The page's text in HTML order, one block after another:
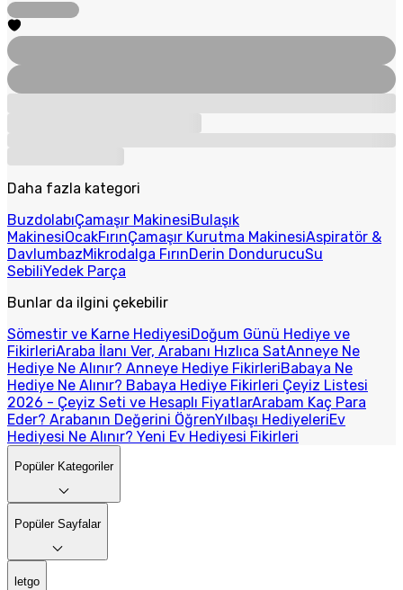
Daha fazla kategori
BuzdolabıÇamaşır MakinesiBulaşık
MakinesiOcakFırınÇamaşır Kurutma MakinesiAspiratör &
DavlumbazMikrodalga FırınDerin DondurucuSu
SebiliYedek Parça
Bunlar da ilgini çekebilir
Sömestir ve Karne HediyesiDoğum Günü Hediye ve
FikirleriAraba İlanı Ver, Arabanı Hızlıca SatAnneye Ne
Hediye Ne Alınır? Anneye Hediye FikirleriBabaya Ne
Hediye Ne Alınır? Babaya Hediye Fikirleri Çeyiz Listesi
2026 - Çeyiz Seti ve Hesaplı FiyatlarArabam Kaç Para
Eder? Arabanın Değerini ÖğrenYılbaşı HediyeleriEv
Hediyesi Ne Alınır? Yeni Ev Hediyesi Fikirleri
Popüler Kategoriler
Popüler Sayfalar
letgo